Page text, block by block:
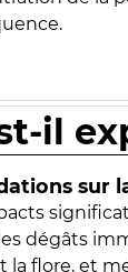
il
sur
dégâts
la flore, et